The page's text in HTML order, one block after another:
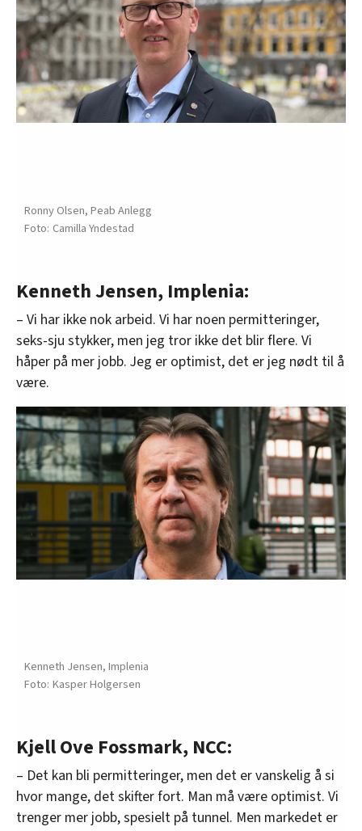
Ronny Olsen, Peab Anlegg
Camilla Yndestad
Kenneth Jensen, Implenia:
– Vi har ikke nok arbeid. Vi har noen permitteringer,
seks-sju stykker, men jeg tror ikke det blir flere. Vi
håper på mer jobb. Jeg er optimist, det er jeg nødt til å
være.
Kenneth Jensen, Implenia
Kasper Holgersen
Kjell Ove Fossmark, NCC:
– Det kan bli permitteringer, men det er vanskelig å si
hvor mange, det skifter fort. Man må være optimist. Vi
trenger mer jobb, spesielt på tunnel. Men markedet er